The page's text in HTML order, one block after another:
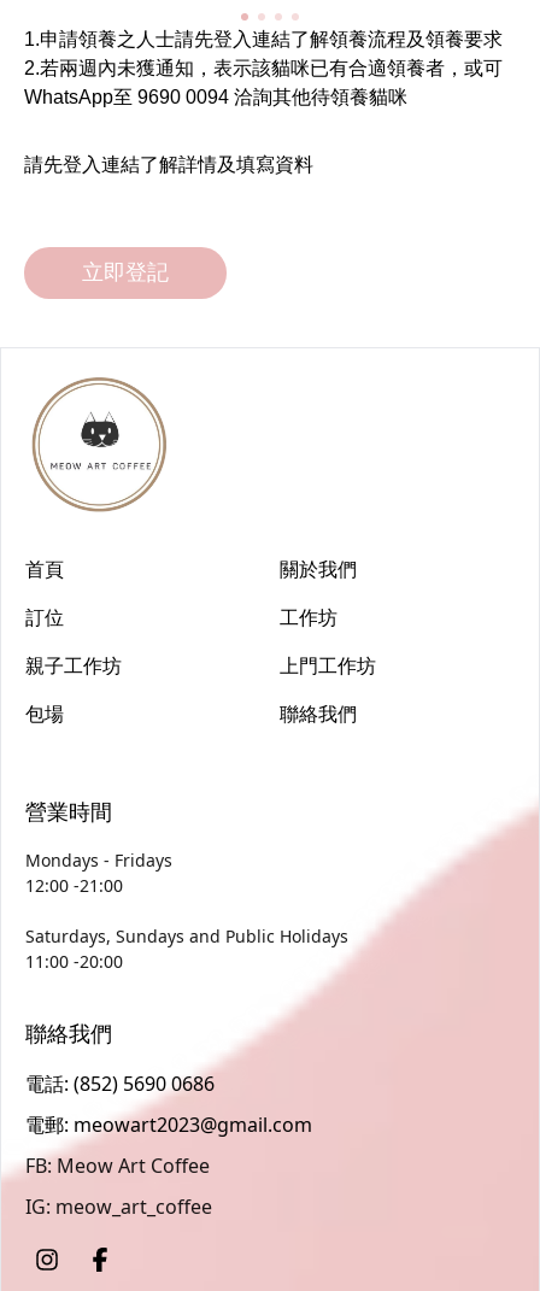
1.申請領養之人士請先登入連結了解領養流程及領養要求
2.若兩週內未獲通知，表示該貓咪已有合適領養者，或可
WhatsApp至 9690 0094 洽詢其他待領養貓咪
請先登入連結了解詳情及填寫資料
立即登記
首頁
關於我們
訂位
工作坊
親子工作坊
上門工作坊
包場
聯絡我們
營業時間
Mondays - Fridays
12:00 -21:00
Saturdays, Sundays and Public Holidays
11:00 -20:00
聯絡我們
電話: (852) 5690 0686
電郵: meowart2023@gmail.com
FB: Meow Art Coffee
IG: meow_art_coffee